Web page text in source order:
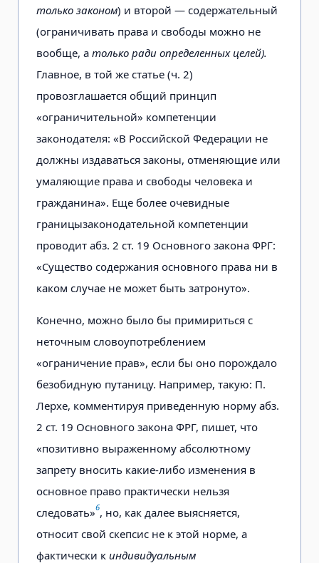
только законом) и второй — содержательный
(ограничивать права и свободы можно не
вообще, а только ради определенных целей).
Главное, в той же статье (ч. 2)
провозглашается общий принцип
«ограничительной» компетенции
законодателя: «В Российской Федерации не
должны издаваться законы, отменяющие или
умаляющие права и свободы человека и
гражданина». Еще более очевидные
границызаконодательной компетенции
проводит абз. 2 ст. 19 Основного закона ФРГ:
«Существо содержания основного права ни в
каком случае не может быть затронуто».
Конечно, можно было бы примириться с
неточным словоупотреблением
«ограничение прав», если бы оно порождало
безобидную путаницу. Например, такую: П.
Лерхе, комментируя приведенную норму абз.
2 ст. 19 Основного закона ФРГ, пишет, что
«позитивно выраженному абсолютному
запрету вносить какие-либо изменения в
основное право практически нельзя
следовать»6, но, как далее выясняется,
относит свой скепсис не к этой норме, а
фактически к индивидуальным